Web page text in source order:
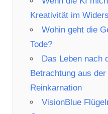
Kreativität im
Wohin geht die
Tode?
Das Leben nach
Betrachtung aus
Reinkarnation
VisionBlue